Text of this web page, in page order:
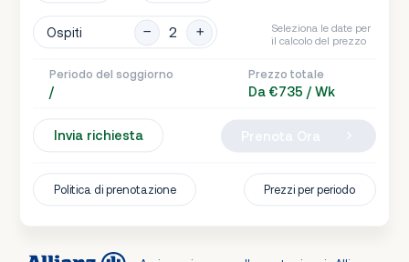
Ospiti
Seleziona le date per
il calcolo del prezzo
Periodo del soggiorno
/
Prezzo totale
Da €735 / Wk
Invia richiesta
Politica di prenotazione Prezzi per periodo